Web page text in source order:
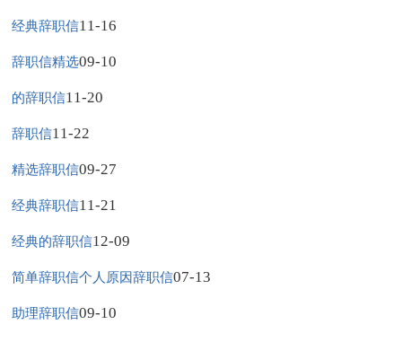
经典辞职信11-16
辞职信精选09-10
的辞职信11-20
辞职信11-22
精选辞职信09-27
经典辞职信11-21
经典的辞职信12-09
简单辞职信个人原因辞职信07-13
助理辞职信09-10